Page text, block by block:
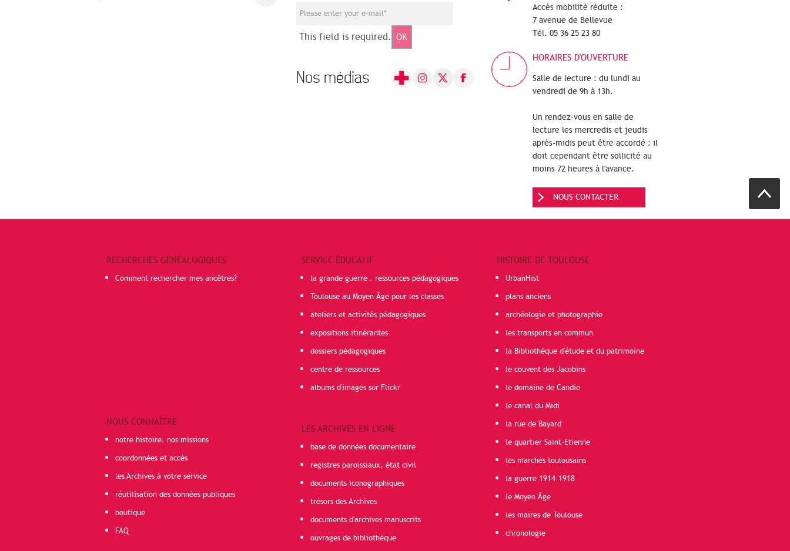
This field is required. OK
Nos médias
Accès mobilité réduite :
7 avenue de Bellevue
Tél. 05 36 25 23 80
HORAIRES D'OUVERTURE
Salle de lecture : du lundi au
vendredi de 9h à 13h.
Un rendez-vous en salle de
lecture les mercredis et jeudis
après-midis peut être accordé : il
doit cependant être sollicité au
moins 72 heures à l'avance.
NOUS CONTACTER
RECHERCHES GÉNÉALOGIQUES
Comment rechercher mes ancêtres?
NOUS CONNAÎTRE
notre histoire, nos missions
coordonnées et accès
les Archives à votre service
réutilisation des données publiques
boutique
FAQ
SERVICE ÉDUCATIF
la grande guerre : ressources pédagogiques
Toulouse au Moyen Âge pour les classes
ateliers et activités pédagogiques
expositions itinérantes
dossiers pédagogiques
centre de ressources
albums d'images sur Flickr
LES ARCHIVES EN LIGNE
base de données documentaire
registres paroissiaux, état civil
documents iconographiques
trésors des Archives
documents d'archives manuscrits
ouvrages de bibliothèque
HISTOIRE DE TOULOUSE
UrbanHist
plans anciens
archéologie et photographie
les transports en commun
la Bibliothèque d'étude et du patrimoine
le couvent des Jacobins
le domaine de Candie
le canal du Midi
la rue de Bayard
le quartier Saint-Etienne
les marchés toulousains
la guerre 1914-1918
le Moyen Âge
les maires de Toulouse
chronologie